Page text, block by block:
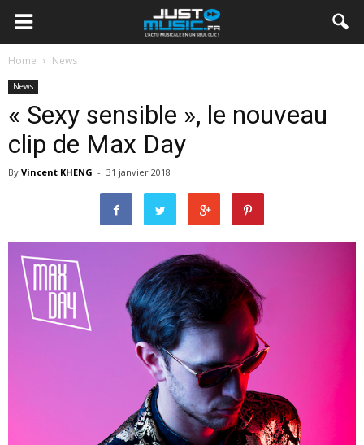
Home News
News
« Sexy sensible », le nouveau
clip de Max Day
By Vincent KHENG - 31 janvier 2018